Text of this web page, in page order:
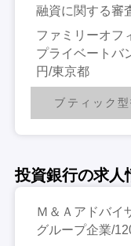
融資に関する審
ファミリーオフ
プライベートバ
円/東京都
ブティック
投資銀行の求人
Ｍ＆Ａアドバイ
グループ企業/